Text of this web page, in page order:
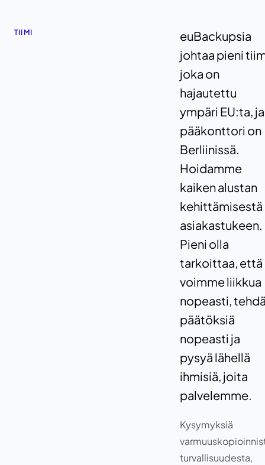
TIIMI
euBackupsia
johtaa pieni
joka on
hajautettu
ympäri EU:ta, ja
pääkonttori on
Berliinissä.
Hoidamme
kaiken alustan
kehittämisestä
asiakastukeen.
Pieni olla
tarkoittaa, että
voimme liikkua
nopeasti,
päätöksiä
nopeasti ja
pysyä lähellä
ihmisiä, joita
palvelemme.
Kysymyksiä
turvallisuudesta,